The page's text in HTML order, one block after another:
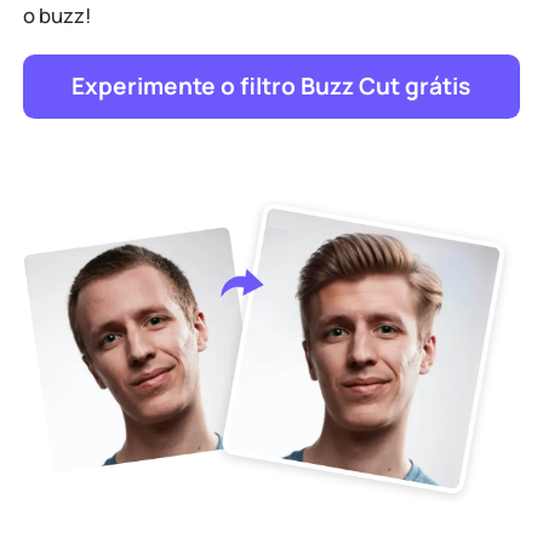
o buzz!
Experimente o filtro Buzz Cut grátis